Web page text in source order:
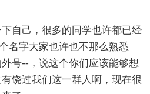
自己，很多的同学也许都已经
名字大家也许也不那么熟悉
号--，说这个你们应该能够想
饶过我们这一群人啊，现在很